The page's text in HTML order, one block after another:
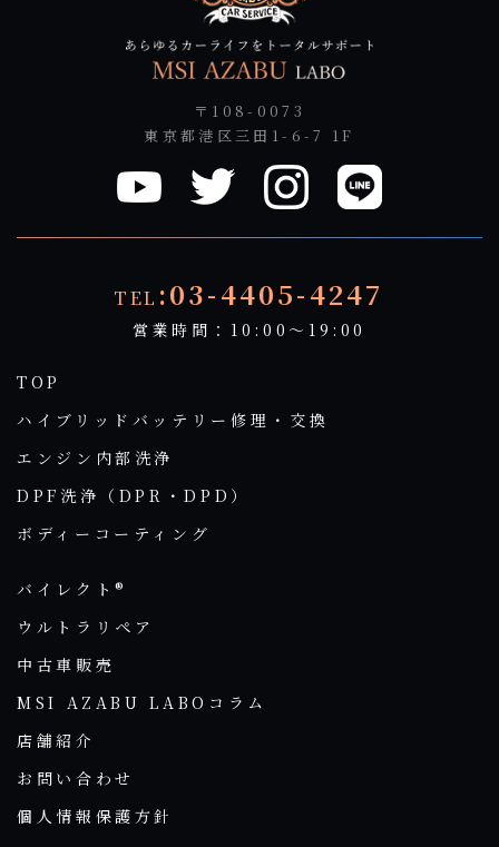
〒108-0073
東京都港区三田1-6-7 1F
TEL :03-4405-4247
営業時間：10:00～19:00
TOP
ハイブリッドバッテリー修理・交換
エンジン内部洗浄
DPF洗浄（DPR・DPD）
ボディーコーティング
バイレクト®
ウルトラリペア
中古車販売
MSI AZABU LABOコラム
店舗紹介
お問い合わせ
個人情報保護方針